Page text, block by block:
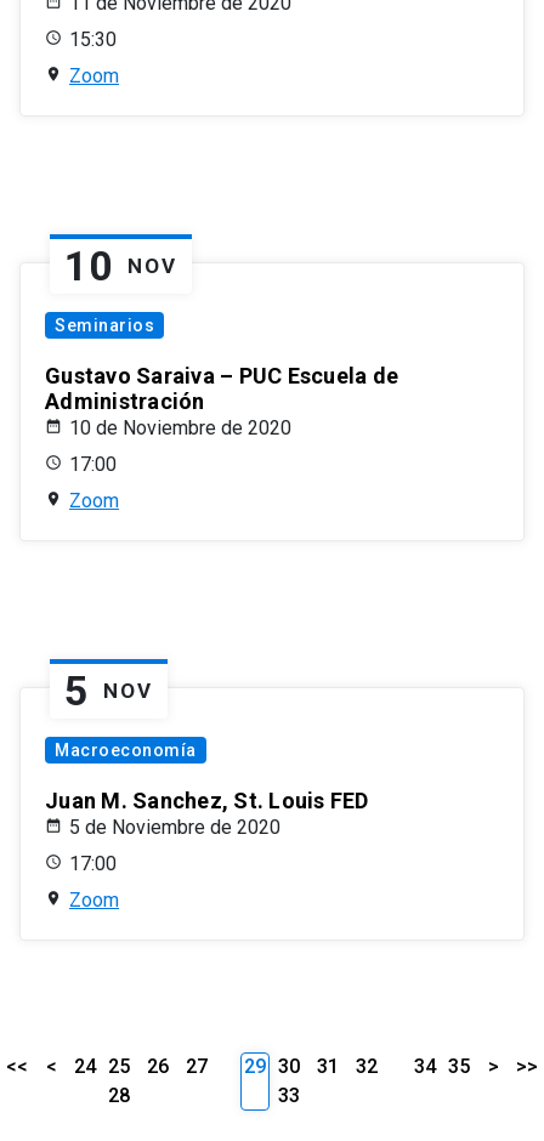
15:30
Zoom
10 NOV
Seminarios
Gustavo Saraiva – PUC Escuela de
Administración
10 de Noviembre de 2020
17:00
Zoom
5 NOV
Macroeconomía
Juan M. Sanchez, St. Louis FED
5 de Noviembre de 2020
17:00
Zoom
<< < 24 25 26
27
28
29 30 31
32
33
34 35 > >>